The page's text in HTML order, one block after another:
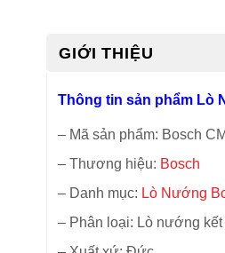
GIỚI THIỆU
Thông tin sản phẩm Lò
– Mã sản phẩm: Bosch
– Thương hiệu: Bosch
– Danh mục: Lò Nướng
– Phân loại: Lò nướng